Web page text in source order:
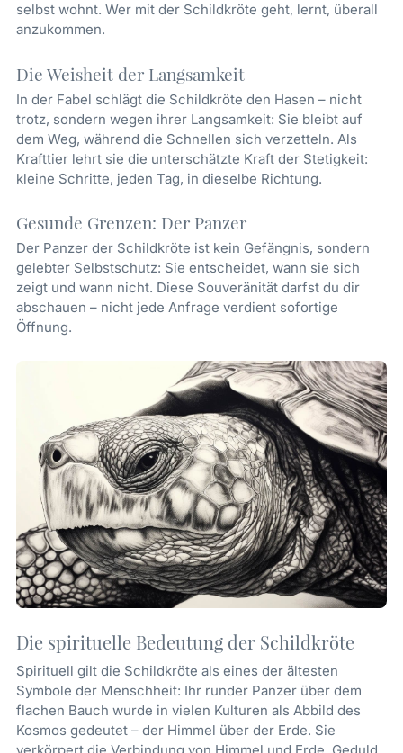
selbst wohnt. Wer mit der Schildkröte geht, lernt, überall
anzukommen.
Die Weisheit der Langsamkeit
In der Fabel schlägt die Schildkröte den Hasen – nicht
trotz, sondern wegen ihrer Langsamkeit: Sie bleibt auf
dem Weg, während die Schnellen sich verzetteln. Als
Krafttier lehrt sie die unterschätzte Kraft der Stetigkeit:
kleine Schritte, jeden Tag, in dieselbe Richtung.
Gesunde Grenzen: Der Panzer
Der Panzer der Schildkröte ist kein Gefängnis, sondern
gelebter Selbstschutz: Sie entscheidet, wann sie sich
zeigt und wann nicht. Diese Souveränität darfst du dir
abschauen – nicht jede Anfrage verdient sofortige
Öffnung.
Die spirituelle Bedeutung der Schildkröte
Spirituell gilt die Schildkröte als eines der ältesten
Symbole der Menschheit: Ihr runder Panzer über dem
flachen Bauch wurde in vielen Kulturen als Abbild des
Kosmos gedeutet – der Himmel über der Erde. Sie